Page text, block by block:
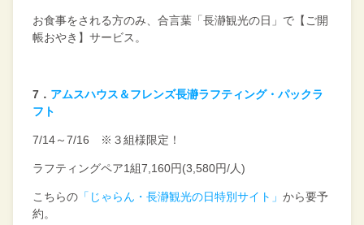
お食事をされる方のみ、 合言葉「長瀞観光の日」で 【ご開
帳おやき】サービス。
7 ． アムスハウス＆フレンズ長瀞ラフティング・パックラ
フト
7/14～7/16 ※３組様限定！
ラフティングペア1組7,160円(3,580円/人)
こちらの 「じゃらん・長瀞観光の日特別サイト」 から要予
約。